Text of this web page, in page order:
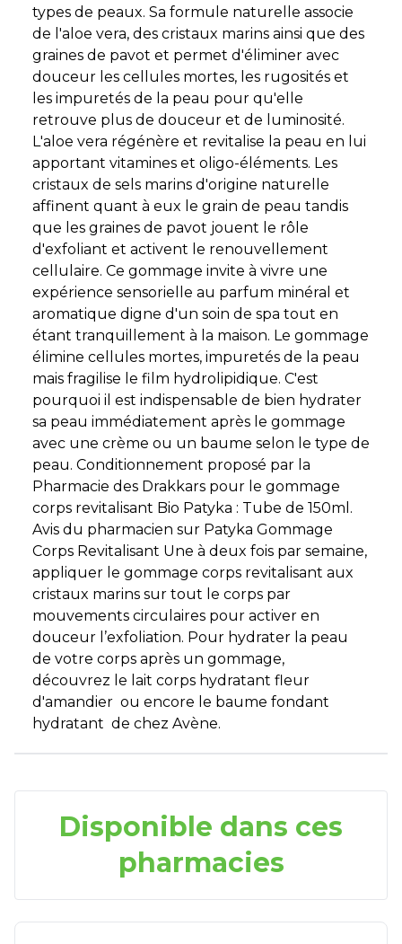
types de peaux. Sa formule naturelle associe
de l'aloe vera, des cristaux marins ainsi que des
graines de pavot et permet d'éliminer avec
douceur les cellules mortes, les rugosités et
les impuretés de la peau pour qu'elle
retrouve plus de douceur et de luminosité.
L'aloe vera régénère et revitalise la peau en lui
apportant vitamines et oligo-éléments. Les
cristaux de sels marins d'origine naturelle
affinent quant à eux le grain de peau tandis
que les graines de pavot jouent le rôle
d'exfoliant et activent le renouvellement
cellulaire. Ce gommage invite à vivre une
expérience sensorielle au parfum minéral et
aromatique digne d'un soin de spa tout en
étant tranquillement à la maison. Le gommage
élimine cellules mortes, impuretés de la peau
mais fragilise le film hydrolipidique. C'est
pourquoi il est indispensable de bien hydrater
sa peau immédiatement après le gommage
avec une crème ou un baume selon le type de
peau. Conditionnement proposé par la
Pharmacie des Drakkars pour le gommage
corps revitalisant Bio Patyka : Tube de 150ml.
Avis du pharmacien sur Patyka Gommage
Corps Revitalisant Une à deux fois par semaine,
appliquer le gommage corps revitalisant aux
cristaux marins sur tout le corps par
mouvements circulaires pour activer en
douceur l’exfoliation. Pour hydrater la peau
de votre corps après un gommage,
découvrez le lait corps hydratant fleur
d'amandier ou encore le baume fondant
hydratant de chez Avène.
Disponible dans ces
pharmacies